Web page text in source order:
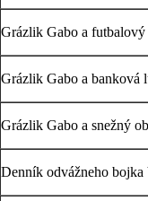
Grázlik Gabo a futbalový
Grázlik Gabo a banková
Grázlik Gabo a snežný
Denník odvážneho